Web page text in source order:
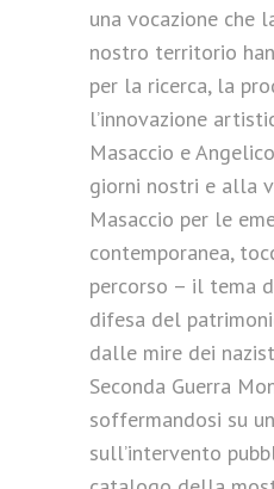
una vocazione che
nostro territorio
per la ricerca, la
l’innovazione
Masaccio e
giorni nostri e alla
Masaccio per le
contemporanea,
percorso – il tema
difesa del
dalle mire dei
Seconda Guerra
soffermandosi su
sull’intervento